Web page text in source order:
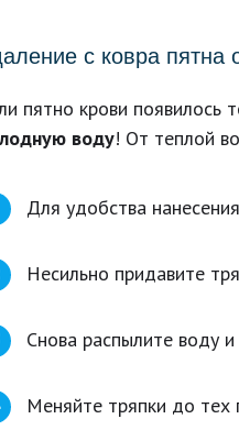
с ковра пятна
пятно крови
воду! От теплой
Для удобства
Несильно придавите
Снова распылите воду
Меняйте тряпки до тех